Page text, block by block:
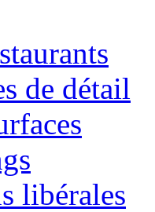
de détail
libérales